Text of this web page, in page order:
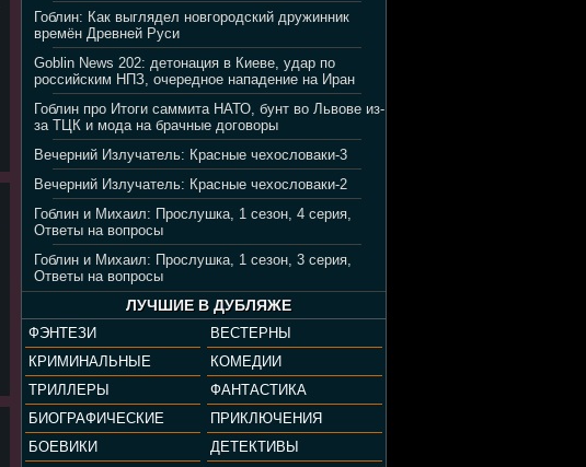
Гоблин: Как выглядел новгородский дружинник
времён Древней Руси
Goblin News 202: детонация в Киеве, удар по
российским НПЗ, очередное нападение на Иран
Гоблин про Итоги саммита НАТО, бунт во Львове из-
за ТЦК и мода на брачные договоры
Вечерний Излучатель: Красные чехословаки-3
Вечерний Излучатель: Красные чехословаки-2
Гоблин и Михаил: Прослушка, 1 сезон, 4 серия,
Ответы на вопросы
Гоблин и Михаил: Прослушка, 1 сезон, 3 серия,
Ответы на вопросы
ЛУЧШИЕ В ДУБЛЯЖЕ
ФЭНТЕЗИ
ВЕСТЕРНЫ
КРИМИНАЛЬНЫЕ
КОМЕДИИ
ТРИЛЛЕРЫ
ФАНТАСТИКА
БИОГРАФИЧЕСКИЕ
ПРИКЛЮЧЕНИЯ
БОЕВИКИ
ДЕТЕКТИВЫ